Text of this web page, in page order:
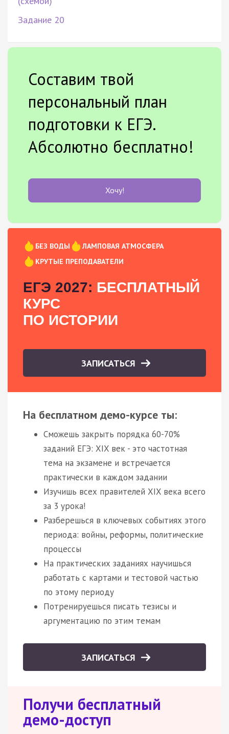
Задание 20
Составим твой
персональный план
подготовки к ЕГЭ.
Абсолютно бесплатно!
Хочу!
БЕЗ ВОДЫ
ЛАМПОВАЯ АТМОСФЕРА
КРУТЫЕ ПРЕПОДАВАТЕЛИ
ЕГЭ 2027: БЕСПЛАТНЫЙ
КУРС
ПО ИСТОРИИ
ЗАПИСАТЬСЯ
На бесплатном демо-курсе ты:
Сможешь закрыть порядка 60-70%
заданий ЕГЭ: XIX век - это частотная
тема на экзамене и встречается
практически в каждом задании
Изучишь всех правителей XIX века всего
за 3 урока!
Разберешься в ключевых событиях этого
периода: войны, реформы, политические
процессы
На практических заданиях научишься
работать с картами и тестовой частью
по этому периоду
Потренируешься писать тезисы и
аргументацию по этим темам
ЗАПИСАТЬСЯ
Получи бесплатный
демо-доступ